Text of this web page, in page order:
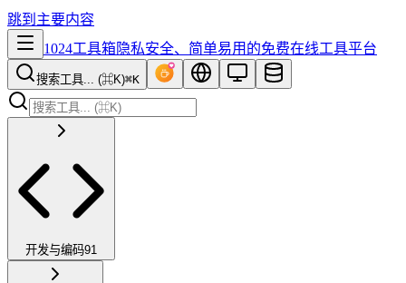
跳到主要内容
1024工具箱隐私安全、简单易用的免费在线工具平台
搜索工具... (⌘K)⌘K
开发与编码91